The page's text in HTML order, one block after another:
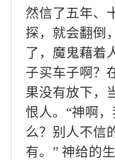
然信了五年、
探，就会翻倒
了，魔鬼藉着
子买车子啊？
果没有放下，
恨人。“神啊
么？别人不信
有。” 神给的